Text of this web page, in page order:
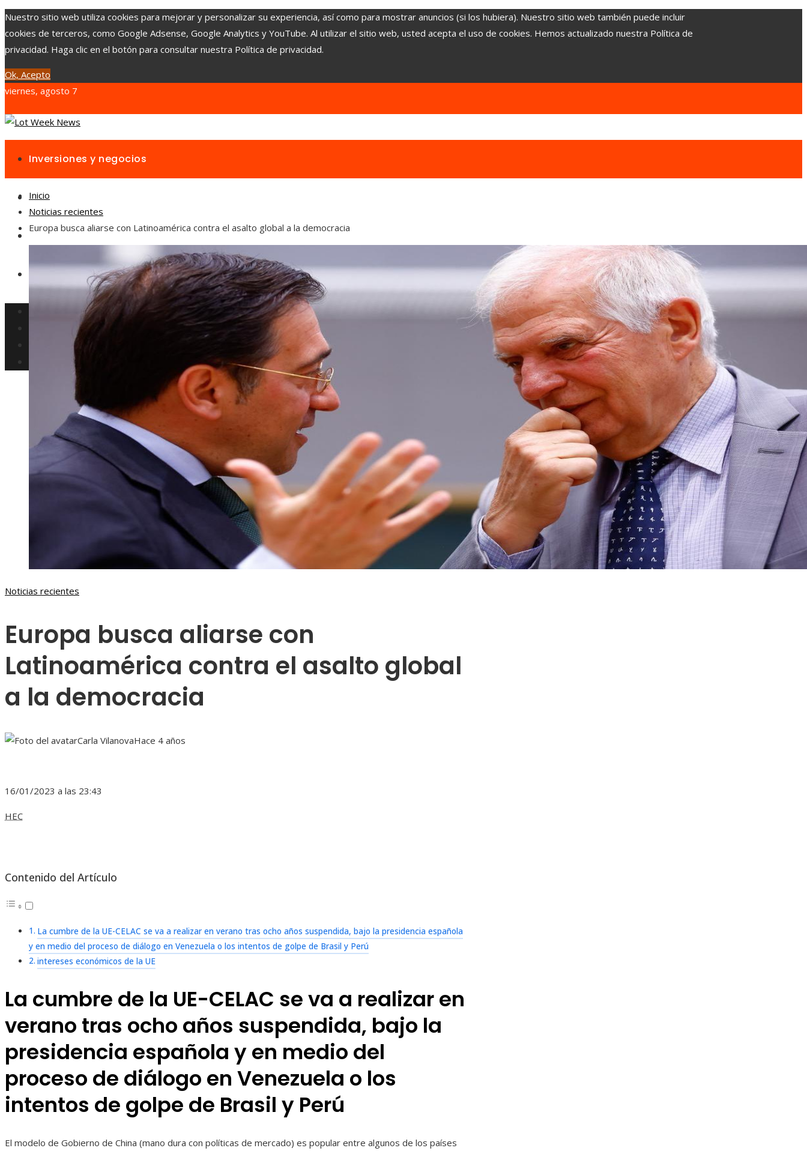
Nuestro sitio web utiliza cookies para mejorar y personalizar su experiencia, así como para mostrar anuncios (si los hubiera). Nuestro sitio web también puede incluir
cookies de terceros, como Google Adsense, Google Analytics y YouTube. Al utilizar el sitio web, usted acepta el uso de cookies. Hemos actualizado nuestra Política de
privacidad. Haga clic en el botón para consultar nuestra Política de privacidad.
Ok, Acepto
viernes, agosto 7
Inversiones y negocios
Responsabilidad social
Cultura y ocio
Ciencia y tecnología
Inversiones y negocios
Responsabilidad social
Cultura y ocio
Ciencia y tecnología
Inicio
Noticias recientes
Europa busca aliarse con Latinoamérica contra el asalto global a la democracia
Noticias recientes
Europa busca aliarse con
Latinoamérica contra el asalto global
a la democracia
Carla VilanovaHace 4 años
16/01/2023 a las 23:43
HEC
Contenido del Artículo
La cumbre de la UE-CELAC se va a realizar en verano tras ocho años suspendida, bajo la presidencia española
y en medio del proceso de diálogo en Venezuela o los intentos de golpe de Brasil y Perú
intereses económicos de la UE
La cumbre de la UE-CELAC se va a realizar en
verano tras ocho años suspendida, bajo la
presidencia española y en medio del
proceso de diálogo en Venezuela o los
intentos de golpe de Brasil y Perú
El modelo de Gobierno de China (mano dura con políticas de mercado) es popular entre algunos de los países